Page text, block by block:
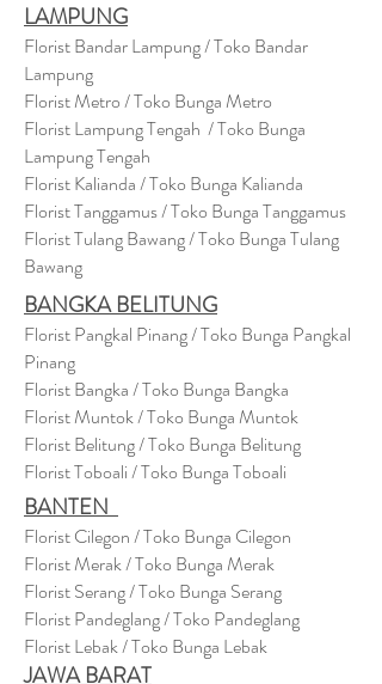
LAMPUNG
Florist Bandar Lampung / Toko Bandar
Lampung
Florist Metro / Toko Bunga Metro
Florist Lampung Tengah / Toko Bunga
Lampung Tengah
Florist Kalianda / Toko Bunga Kalianda
Florist Tanggamus / Toko Bunga Tanggamus
Florist Tulang Bawang / Toko Bunga Tulang
Bawang
BANGKA BELITUNG
Florist Pangkal Pinang / Toko Bunga Pangkal
Pinang
Florist Bangka / Toko Bunga Bangka
Florist Muntok / Toko Bunga Muntok
Florist Belitung / Toko Bunga Belitung
Florist Toboali / Toko Bunga Toboali
BANTEN
Florist Cilegon / Toko Bunga Cilegon
Florist Merak / Toko Bunga Merak
Florist Serang / Toko Bunga Serang
Florist Pandeglang / Toko Pandeglang
Florist Lebak / Toko Bunga Lebak
JAWA BARAT